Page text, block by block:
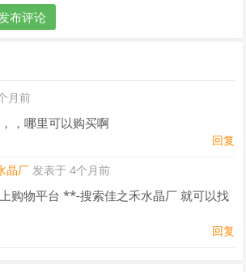
布评论
月前
，哪里可以购买啊
回复
晶厂 发表于 4个月前
上购物平台 **-搜索佳之禾水晶厂 就可以找
回复